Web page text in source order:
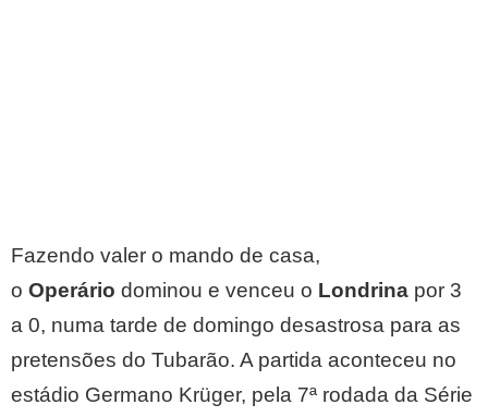
Fazendo valer o mando de casa,
o Operário dominou e venceu o Londrina por 3
a 0, numa tarde de domingo desastrosa para as
pretensões do Tubarão. A partida aconteceu no
estádio Germano Krüger, pela 7ª rodada da Série